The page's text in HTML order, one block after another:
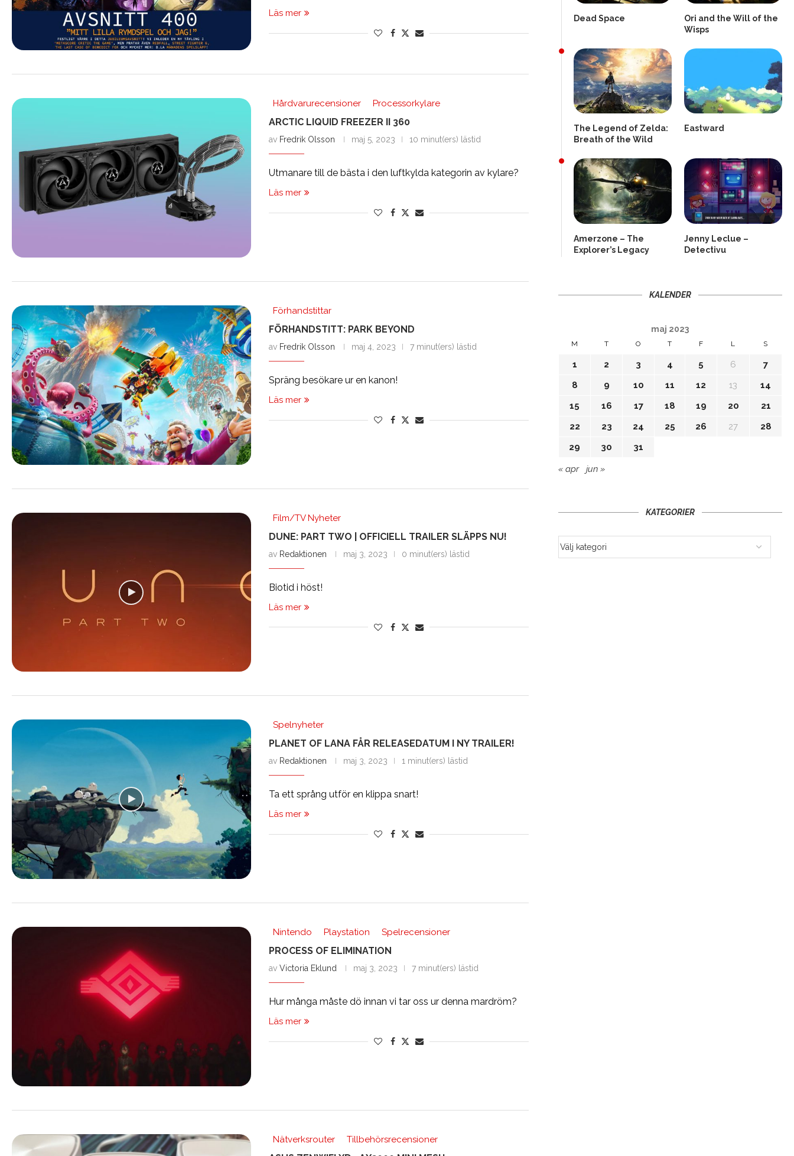
Läs mer
Hårdvarurecensioner Processorkylare
ARCTIC LIQUID FREEZER II 360
av Fredrik Olsson maj 5, 2023 10 minut(ers) lästid
Utmanare till de bästa i den luftkylda kategorin av kylare?
Läs mer
Förhandstittar
FÖRHANDSTITT: PARK BEYOND
av Fredrik Olsson maj 4, 2023 7 minut(ers) lästid
Spräng besökare ur en kanon!
Läs mer
Film/TV Nyheter
DUNE: PART TWO | OFFICIELL TRAILER SLÄPPS NU!
av Redaktionen maj 3, 2023 0 minut(ers) lästid
Biotid i höst!
Läs mer
Spelnyheter
PLANET OF LANA FÅR RELEASEDATUM I NY TRAILER!
av Redaktionen maj 3, 2023 1 minut(ers) lästid
Ta ett språng utför en klippa snart!
Läs mer
Nintendo Playstation Spelrecensioner
PROCESS OF ELIMINATION
av Victoria Eklund maj 3, 2023 7 minut(ers) lästid
Hur många måste dö innan vi tar oss ur denna mardröm?
Läs mer
Nätverksrouter Tillbehörsrecensioner
Dead Space
Ori and the Will of the
Wisps
The Legend of Zelda:
Breath of the Wild
Eastward
Amerzone – The
Explorer’s Legacy
Jenny Leclue –
Detectivu
KALENDER
maj 2023
M T O T F L S
1 2 3 4 5 6
7
8
9 10 11 12 13
14
15
16 17 18 19 20
21
22
23 24 25 26 27
28
29
30 31
« apr jun »
KATEGORIER